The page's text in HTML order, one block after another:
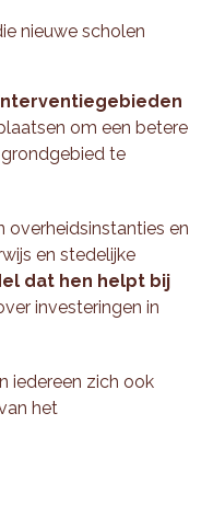
nieuwe scholen
om een betere
te
overheidsinstanties en
en stedelijke
dat hen helpt bij
investeringen in
iedereen zich ook
het